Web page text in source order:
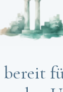
bereit